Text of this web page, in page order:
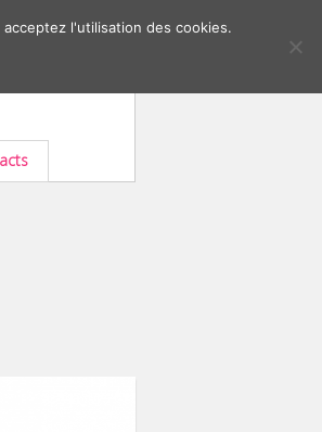
l'utilisation des cookies.